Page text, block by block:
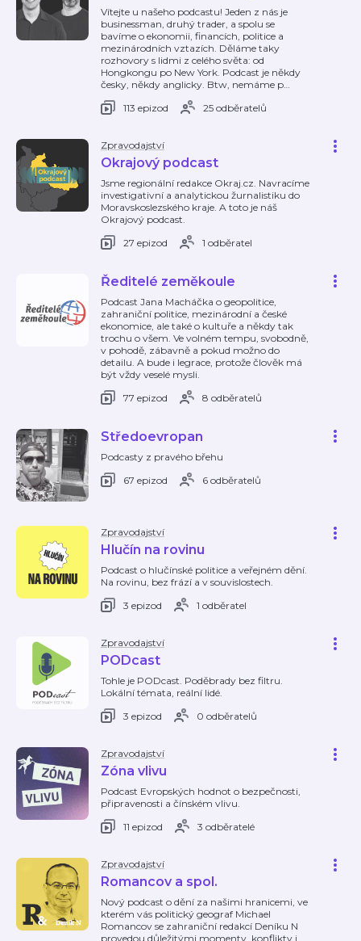
Vítejte u našeho podcastu! Jeden z nás je
businessman, druhý trader, a spolu se
bavíme o ekonomii, financích, politice a
mezinárodních vztazích. Děláme taky
rozhovory s lidmi z celého světa: od
Hongkongu po New York. Podcast je někdy
česky, někdy anglicky. Btw, nemáme p…
113 epizod
25 odběratelů
Zpravodajství
Okrajový podcast
Jsme regionální redakce Okraj.cz. Navracíme
investigativní a analytickou žurnalistiku do
Moravskoslezského kraje. A toto je náš
Okrajový podcast.
27 epizod
1 odběratel
Ředitelé zeměkoule
Podcast Jana Macháčka o geopolitice,
zahraniční politice, mezinárodní a české
ekonomice, ale také o kultuře a někdy tak
trochu o všem. Ve volném tempu, svobodně,
v pohodě, zábavně a pokud možno do
detailu. A bude i legrace, protože člověk má
být vždy veselé mysli.
77 epizod
8 odběratelů
Středoevropan
Podcasty z pravého břehu
67 epizod
6 odběratelů
Zpravodajství
Hlučín na rovinu
Podcast o hlučínské politice a veřejném dění.
Na rovinu, bez frází a v souvislostech.
3 epizod
1 odběratel
Zpravodajství
PODcast
Tohle je PODcast. Poděbrady bez filtru.
Lokální témata, reální lidé.
3 epizod
0 odběratelů
Zpravodajství
Zóna vlivu
Podcast Evropských hodnot o bezpečnosti,
připravenosti a čínském vlivu.
11 epizod
3 odběratelé
Zpravodajství
Romancov a spol.
Nový podcast o dění za našimi hranicemi, ve
kterém vás politický geograf Michael
Romancov se zahraniční redakcí Deníku N
provedou důležitými momenty, konflikty i